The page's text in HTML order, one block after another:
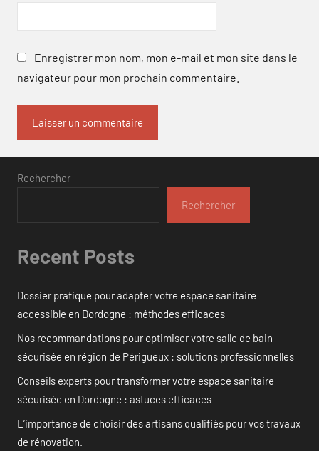
Enregistrer mon nom, mon e-mail et mon site dans le
navigateur pour mon prochain commentaire.
Rechercher
Rechercher
Recent Posts
Dossier pratique pour adapter votre espace sanitaire
accessible en Dordogne : méthodes efficaces
Nos recommandations pour optimiser votre salle de bain
sécurisée en région de Périgueux : solutions professionnelles
Conseils experts pour transformer votre espace sanitaire
sécurisée en Dordogne : astuces efficaces
L’importance de choisir des artisans qualifiés pour vos travaux
de rénovation.